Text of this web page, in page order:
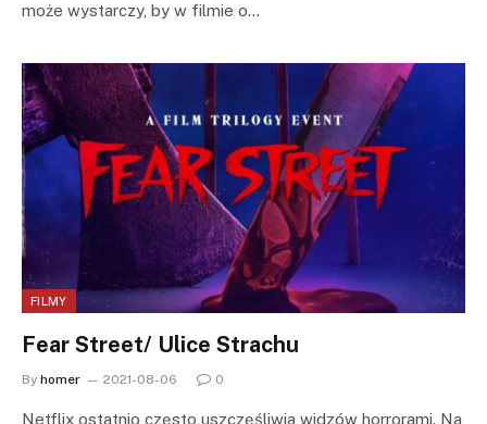
może wystarczy, by w filmie o…
FILMY
Fear Street/ Ulice Strachu
By homer 2021-08-06 0
Netflix ostatnio często uszczęśliwia widzów horrorami. Na